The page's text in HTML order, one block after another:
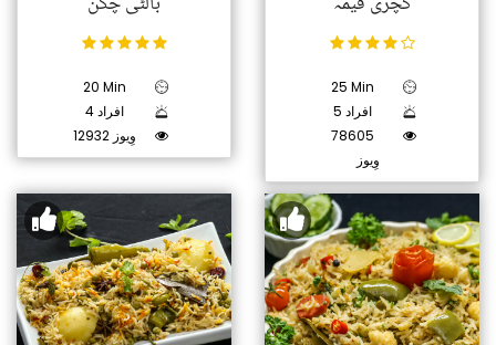
20 Min
4 افراد
12932 وِیوز
25 Min
5 افراد
78605
وِیوز